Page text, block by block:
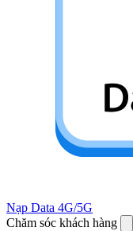
Nạp Data 4G/5G
Chăm sóc khách hàng